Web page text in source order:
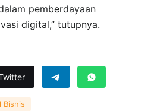
pemberdayaan
digital,” tutupnya.
Bisnis